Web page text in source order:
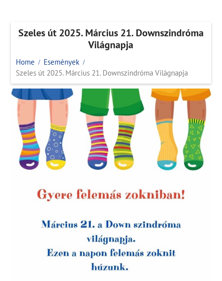
Szeles út 2025. Március 21. Downszindróma
Világnapja
Home
Események
Szeles út 2025. Március 21. Downszindróma Világnapja